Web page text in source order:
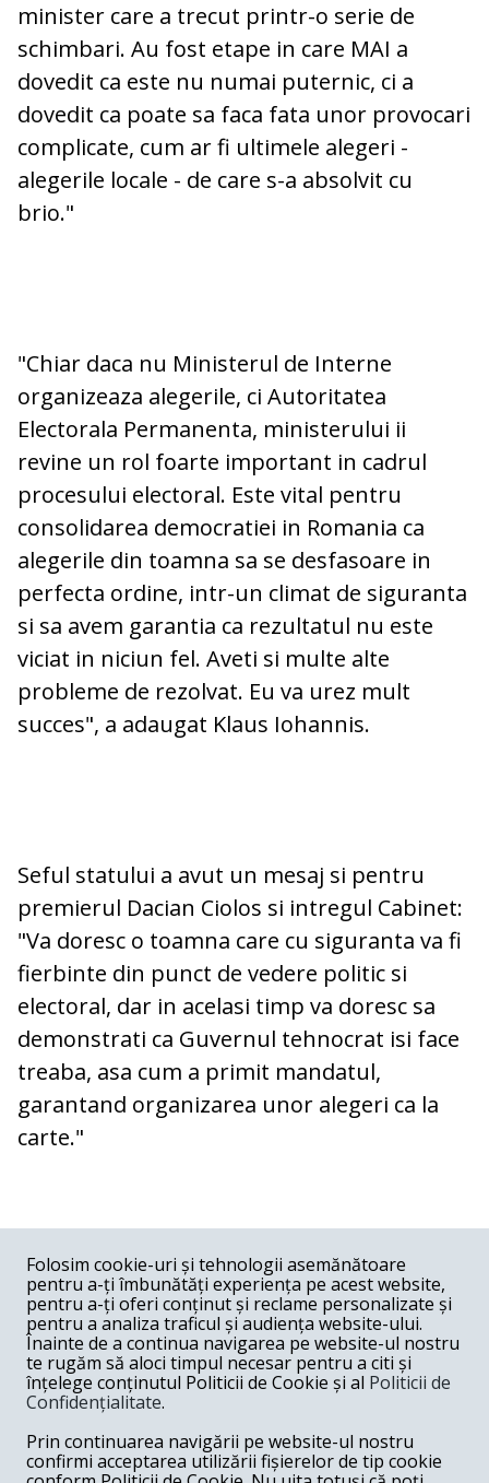
minister care a trecut printr-o serie de
schimbari. Au fost etape in care MAI a
dovedit ca este nu numai puternic, ci a
dovedit ca poate sa faca fata unor provocari
complicate, cum ar fi ultimele alegeri -
alegerile locale - de care s-a absolvit cu
brio."
"Chiar daca nu Ministerul de Interne
organizeaza alegerile, ci Autoritatea
Electorala Permanenta, ministerului ii
revine un rol foarte important in cadrul
procesului electoral. Este vital pentru
consolidarea democratiei in Romania ca
alegerile din toamna sa se desfasoare in
perfecta ordine, intr-un climat de siguranta
si sa avem garantia ca rezultatul nu este
viciat in niciun fel. Aveti si multe alte
probleme de rezolvat. Eu va urez mult
succes", a adaugat Klaus Iohannis.
Seful statului a avut un mesaj si pentru
premierul Dacian Ciolos si intregul Cabinet:
"Va doresc o toamna care cu siguranta va fi
fierbinte din punct de vedere politic si
electoral, dar in acelasi timp va doresc sa
demonstrati ca Guvernul tehnocrat isi face
treaba, asa cum a primit mandatul,
garantand organizarea unor alegeri ca la
carte."
COMENTARII
Nume
Email
Folosim cookie-uri și tehnologii asemănătoare
pentru a-ți îmbunătăți experiența pe acest website,
pentru a-ți oferi conținut și reclame personalizate și
pentru a analiza traficul și audiența website-ului.
Înainte de a continua navigarea pe website-ul nostru
te rugăm să aloci timpul necesar pentru a citi și
înțelege conținutul Politicii de Cookie și al Politicii de
Confidențialitate.
Prin continuarea navigării pe website-ul nostru
confirmi acceptarea utilizării fișierelor de tip cookie